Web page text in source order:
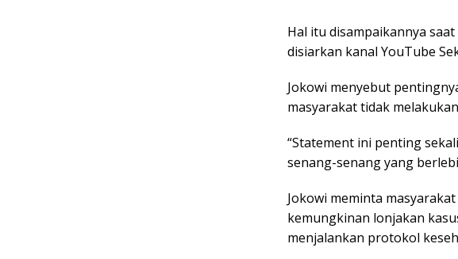
Hal itu disampaikannya
disiarkan kanal YouTube
Jokowi menyebut
masyarakat tidak
“Statement ini penting
senang-senang yang
Jokowi meminta
kemungkinan lonjakan
menjalankan protokol